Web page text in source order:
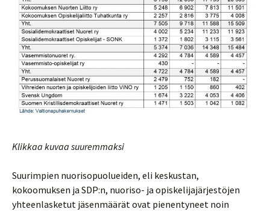
Klikkaa kuvaa suuremmaksi
Suurimpien nuorisopuolueiden, eli keskustan,
kokoomuksen ja SDP:n, nuoriso- ja opiskelijajärjestöjen
yhteenlasketut jäsenmäärät ovat pienentyneet noin